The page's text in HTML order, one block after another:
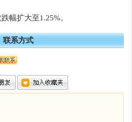
幅扩大至1.25%。
联系方式